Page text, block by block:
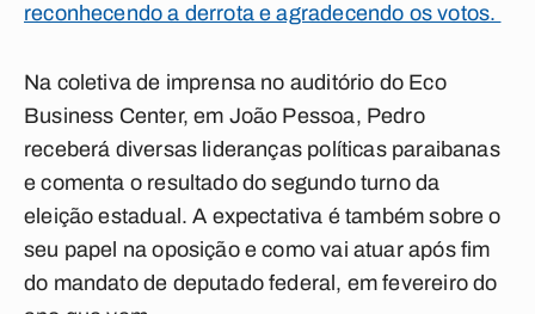
reconhecendo a derrota e agradecendo os votos.
Na coletiva de imprensa no auditório do Eco
Business Center, em João Pessoa, Pedro
receberá diversas lideranças políticas paraibanas
e comenta o resultado do segundo turno da
eleição estadual. A expectativa é também sobre o
seu papel na oposição e como vai atuar após fim
do mandato de deputado federal, em fevereiro do